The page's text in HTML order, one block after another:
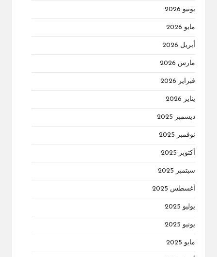
يونيو 2026
مايو 2026
أبريل 2026
مارس 2026
فبراير 2026
يناير 2026
ديسمبر 2025
نوفمبر 2025
أكتوبر 2025
سبتمبر 2025
أغسطس 2025
يوليو 2025
يونيو 2025
مايو 2025